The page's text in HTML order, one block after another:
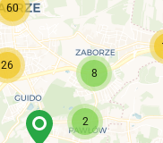
8
2
26
60